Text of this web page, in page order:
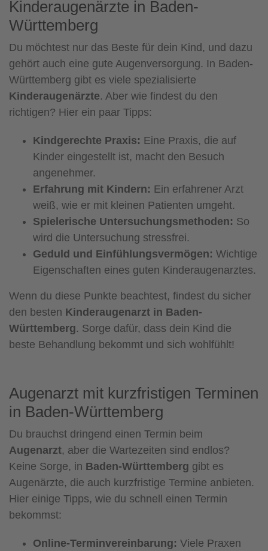
Kinderaugenärzte in Baden-
Württemberg
Du möchtest nur das Beste für dein Kind, und dazu
gehört auch eine gute Augenversorgung. In Baden-
Württemberg gibt es viele spezialisierte
Kinderaugenärzte. Aber wie findest du den
richtigen? Hier ein paar Tipps:
Kindgerechte Praxis: Eine Praxis, die auf
Kinder eingestellt ist, macht den Besuch
angenehmer.
Erfahrung mit Kindern: Ein erfahrener Arzt
weiß, wie er mit kleinen Patienten umgeht.
Spielerische Untersuchungsmethoden: So
wird die Untersuchung stressfrei.
Geduld und Einfühlungsvermögen: Wichtige
Eigenschaften eines guten Kinderaugenarztes.
Wenn du diese Punkte beachtest, findest du sicher
den besten Kinderaugenarzt in Baden-
Württemberg. Sorge dafür, dass dein Kind die
beste Behandlung bekommt und sich wohlfühlt!
Augenarzt mit kurzfristigen Terminen
in Baden-Württemberg
Du brauchst dringend einen Termin beim
Augenarzt, aber die Wartezeiten sind endlos?
Keine Sorge, in Baden-Württemberg gibt es
Augenärzte, die auch kurzfristige Termine anbieten.
Hier einige Tipps, wie du schnell einen Termin
bekommst:
Online-Terminvereinbarung: Viele Praxen